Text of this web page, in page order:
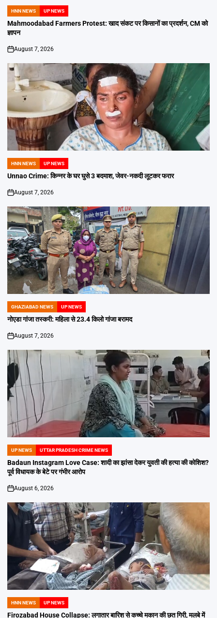
POSTED
IN
HNN NEWS UP NEWS
Mahmoodabad Farmers Protest: खाद संकट पर किसानों का प्रदर्शन, CM को
ज्ञापन
on
August 7, 2026
POSTED
IN
HNN NEWS UP NEWS
Unnao Crime: किन्नर के घर घुसे 3 बदमाश, जेवर-नकदी लूटकर फरार
on
August 7, 2026
POSTED
IN
GHAZIABAD NEWS UP NEWS
नोएडा गांजा तस्करी: महिला से 23.4 किलो गांजा बरामद
on
August 7, 2026
POSTED
IN
UP NEWS UTTAR PRADESH CRIME NEWS
Badaun Instagram Love Case: शादी का झांसा देकर युवती की हत्या की कोशिश?
पूर्व विधायक के बेटे पर गंभीर आरोप
on
August 6, 2026
POSTED
IN
HNN NEWS UP NEWS
Firozabad House Collapse: लगातार बारिश से कच्चे मकान की छत गिरी, मलबे में